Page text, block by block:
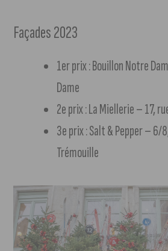
Façades 2023
1er prix : Bouillon Notre
Dame
2e prix : La Miellerie – 17,
3e prix : Salt & Pepper – 6/
Trémouille